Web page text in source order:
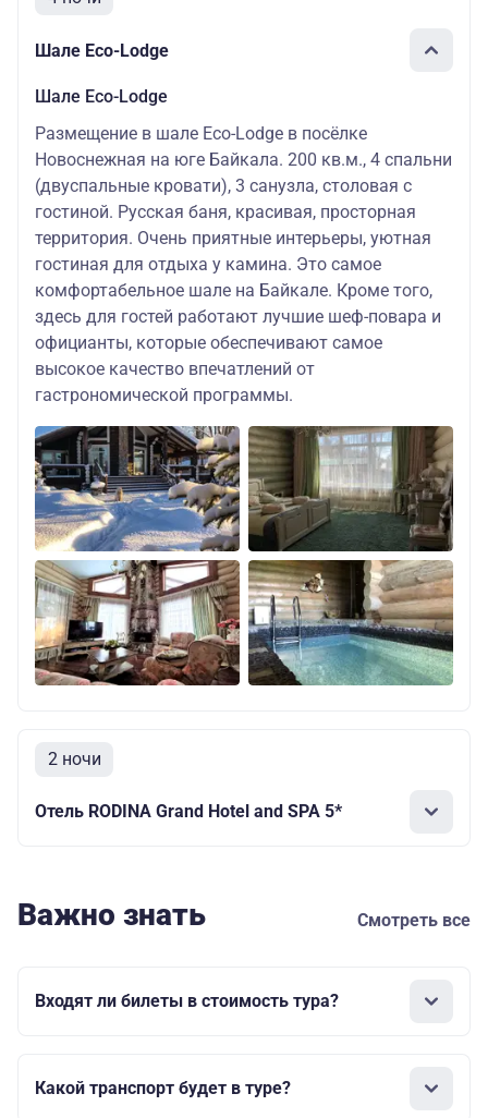
Шале Eco-Lodge
Шале Eco-Lodge
Размещение в шале Eco-Lodge в посёлке
Новоснежная на юге Байкала. 200 кв.м., 4 спальни
(двуспальные кровати), 3 санузла, столовая с
гостиной. Русская баня, красивая, просторная
территория. Очень приятные интерьеры, уютная
гостиная для отдыха у камина. Это самое
комфортабельное шале на Байкале. Кроме того,
здесь для гостей работают лучшие шеф-повара и
официанты, которые обеспечивают самое
высокое качество впечатлений от
гастрономической программы.
2 ночи
Отель RODINA Grand Hotel and SPA 5*
Важно знать Смотреть все
Входят ли билеты в стоимость тура?
Какой транспорт будет в туре?